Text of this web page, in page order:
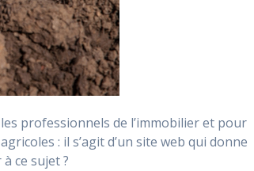
professionnels de l’immobilier et pour
: il s’agit d’un site web qui donne
ce sujet ?